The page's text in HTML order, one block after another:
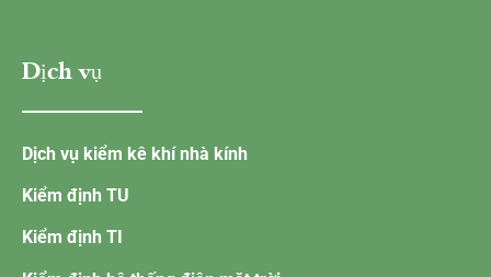
Dịch vụ
Dịch vụ kiểm kê khí nhà kính
Kiểm định TU
Kiểm định TI